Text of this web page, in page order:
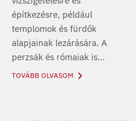
építkezésre, például
templomok és fürdők
alapjainak lezárására. A
perzsák és rómaiak is...
TOVÁBB OLVASOM